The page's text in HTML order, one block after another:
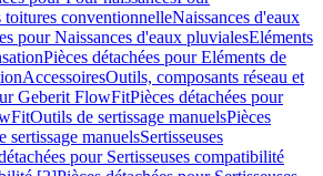
toitures conventionnelleNaissances d'eaux
pour Naissances d'eaux pluvialesEléments
Pièces détachées pour Eléments de
AccessoiresOutils, composants réseau et
Geberit FlowFitPièces détachées pour
Outils de sertissage manuelsPièces
sertissage manuelsSertisseuses
pour Sertisseuses compatibilité